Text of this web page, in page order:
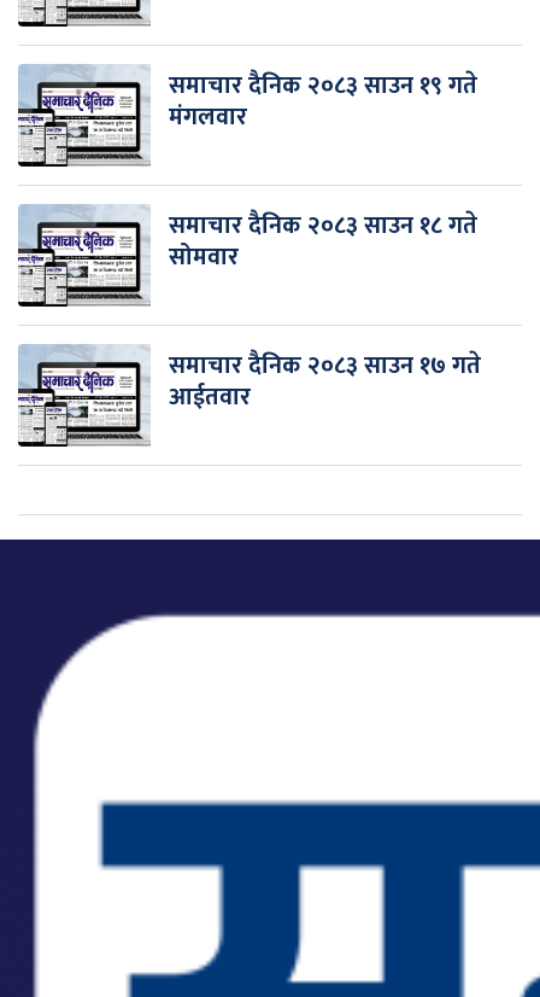
समाचार दैनिक २०८३ साउन १९ गते
मंगलवार
समाचार दैनिक २०८३ साउन १८ गते
सोमवार
समाचार दैनिक २०८३ साउन १७ गते
आईतवार